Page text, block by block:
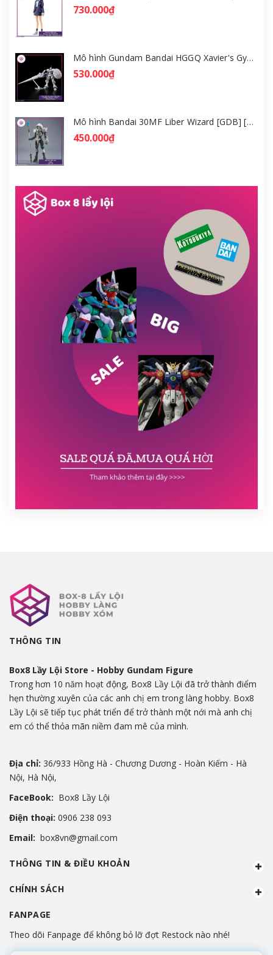
730.000₫
Mô hình Gundam Bandai HGGQ Xavier's Gyan Hakuji-Packs 1/144 [GDB] [BHG]
530.000₫
Mô hình Bandai 30MF Liber Wizard [GDB] [30MF]
450.000₫
THÔNG TIN
Box8 Lầy Lội Store - Hobby Gundam Figure
Trong hơn 10 năm hoạt động, Box8 Lầy Lội đã trở thành điểm
hẹn thường xuyên của các anh chị em trong làng hobby. Box8
Lầy Lội sẽ tiếp tục phát triển để trở thành một nới mà anh chị
em có thể thỏa mãn niềm đam mê của mình.
Địa chỉ: 36/933 Hồng Hà - Chương Dương - Hoàn Kiếm - Hà
Nội, Hà Nội,
FaceBook: Box8 Lầy Lội
Điện thoại: 0906 238 093
Email: box8vn@gmail.com
THÔNG TIN & ĐIỀU KHOẢN
CHÍNH SÁCH
FANPAGE
Theo dõi Fanpage để không bỏ lỡ đợt Restock nào nhé!